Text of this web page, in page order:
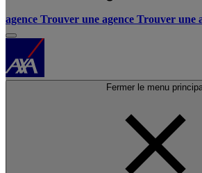
agence Trouver une agence Trouver une
Fermer le menu